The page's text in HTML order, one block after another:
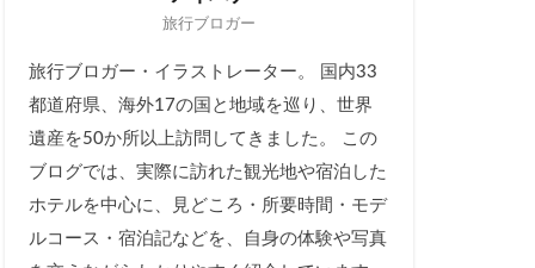
旅行ブロガー
旅行ブロガー・イラストレーター。 国内33
都道府県、海外17の国と地域を巡り、世界
遺産を50か所以上訪問してきました。 この
ブログでは、実際に訪れた観光地や宿泊した
ホテルを中心に、見どころ・所要時間・モデ
ルコース・宿泊記などを、自身の体験や写真